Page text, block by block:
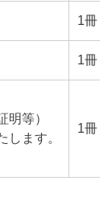
1冊
1冊
明等）
ます。
1冊